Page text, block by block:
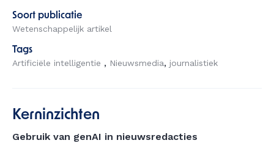
Soort publicatie
Wetenschappelijk artikel
Tags
Artificiële intelligentie
Nieuwsmedia journalistiek
Kerninzichten
Gebruik van genAI in nieuwsredacties